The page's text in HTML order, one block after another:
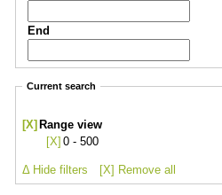
End
Current search
[X] Range view
[X] 0 - 500
Δ Hide filters [X] Remove all